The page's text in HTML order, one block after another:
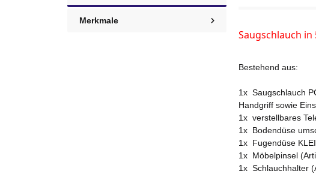
Merkmale
Saugschlauch
Bestehend aus:
1x Saugschlauch
Handgriff sowie
1x verstellbares
1x Bodendüse
1x Fugendüse
1x Möbelpinsel
1x Schlauchhalter